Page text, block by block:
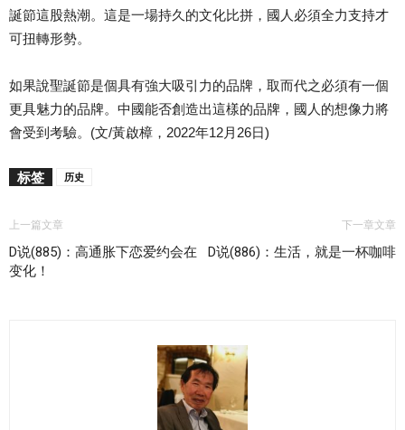
誕節這股熱潮。這是一場持久的文化比拼，國人必須全力支持才
可扭轉形勢。
如果說聖誕節是個具有強大吸引力的品牌，取而代之必須有一個
更具魅力的品牌。中國能否創造出這樣的品牌，國人的想像力將
會受到考驗。(文/黃啟樟，2022年12月26日)
标签 历史
上一篇文章
D说(885)：高通胀下恋爱约会在
变化！
下一章文章
D说(886)：生活，就是一杯咖啡